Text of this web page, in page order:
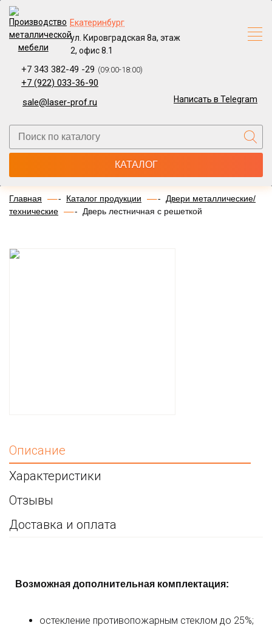
Екатеринбург
ул. Кировградская 8а, этаж
2, офис 8.1
+7 343 382-49 -29 (09:00-18:00)
+7 (922) 033-36-90
sale@laser-prof.ru
Написать в Telegram
КАТАЛОГ
Главная Каталог продукции
Двери металлические/
технические
Дверь лестничная с решеткой
Описание
Характеристики
Отзывы
Доставка и оплата
Возможная дополнительная комплектация:
остекление противопожарным стеклом до 25%;